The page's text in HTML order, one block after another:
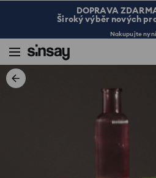
DOPRAVA
Široký výběr nových
Nakupujte nyní